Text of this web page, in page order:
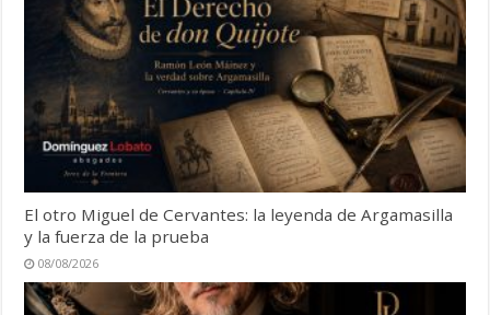
El otro Miguel de Cervantes: la leyenda de Argamasilla
y la fuerza de la prueba
08/08/2026